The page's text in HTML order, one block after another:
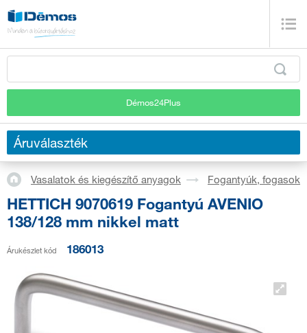
Démos24Plus
Áruválaszték
Vasalatok és kiegészítő anyagok Fogantyúk, fogasok
HETTICH 9070619 Fogantyú AVENIO
138/128 mm nikkel matt
Árukészlet kód 186013